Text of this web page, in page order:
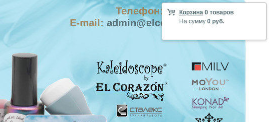
Телефон: +7-915-423-9555
E-mail: admin@elcorazon-shop.com
Корзина 0 товаров
На сумму 0 руб.